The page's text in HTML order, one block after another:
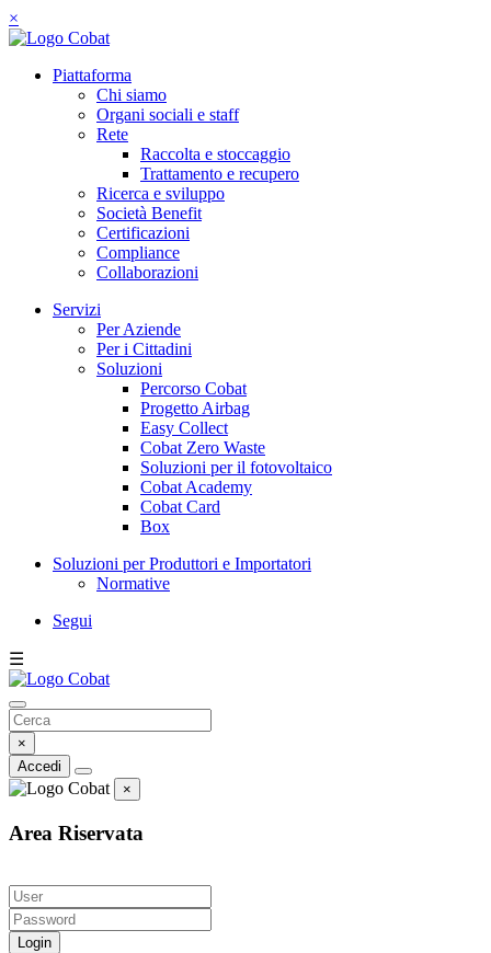
×
Piattaforma
Chi siamo
Organi sociali e staff
Rete
Raccolta e stoccaggio
Trattamento e recupero
Ricerca e sviluppo
Società Benefit
Certificazioni
Compliance
Collaborazioni
Servizi
Per Aziende
Per i Cittadini
Soluzioni
Percorso Cobat
Progetto Airbag
Easy Collect
Cobat Zero Waste
Soluzioni per il fotovoltaico
Cobat Academy
Cobat Card
Box
Soluzioni per Produttori e Importatori
Normative
Segui
☰
×
Accedi
×
Area Riservata
Login